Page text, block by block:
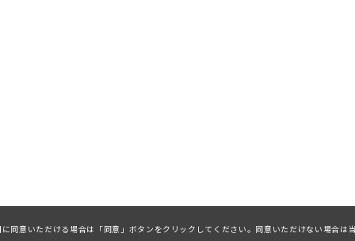
同意いただける場合は「同意」ボタンをクリックしてください。同意いただけない場合